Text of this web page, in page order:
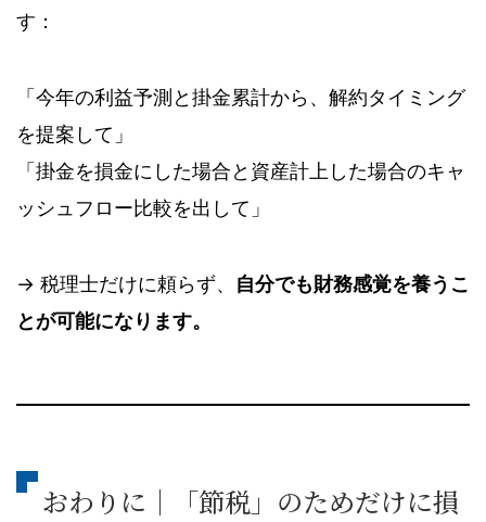
す：
「今年の利益予測と掛金累計から、解約タイミング
を提案して」
「掛金を損金にした場合と資産計上した場合のキャ
ッシュフロー比較を出して」
→ 税理士だけに頼らず、 自分でも財務感覚を養うこ
とが可能になります。
おわりに｜「節税」のためだけに損